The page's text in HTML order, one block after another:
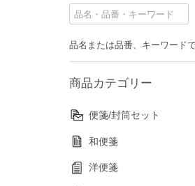
品名または品番、キーワード
商品カテゴリー
便箋/封筒セット
和便箋
洋便箋